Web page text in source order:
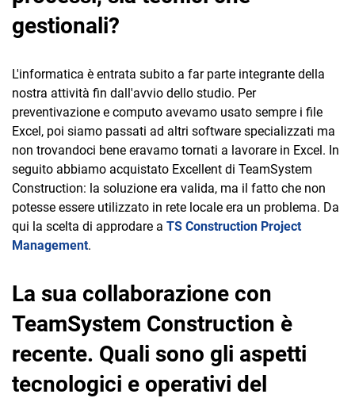
gestionali?
L'informatica è entrata subito a far parte integrante della
nostra attività fin dall'avvio dello studio. Per
preventivazione e computo avevamo usato sempre i file
Excel, poi siamo passati ad altri software specializzati ma
non trovandoci bene eravamo tornati a lavorare in Excel. In
seguito abbiamo acquistato Excellent di TeamSystem
Construction: la soluzione era valida, ma il fatto che non
potesse essere utilizzato in rete locale era un problema. Da
qui la scelta di approdare a TS Construction Project
Management.
La sua collaborazione con
TeamSystem Construction è
recente. Quali sono gli aspetti
tecnologici e operativi del